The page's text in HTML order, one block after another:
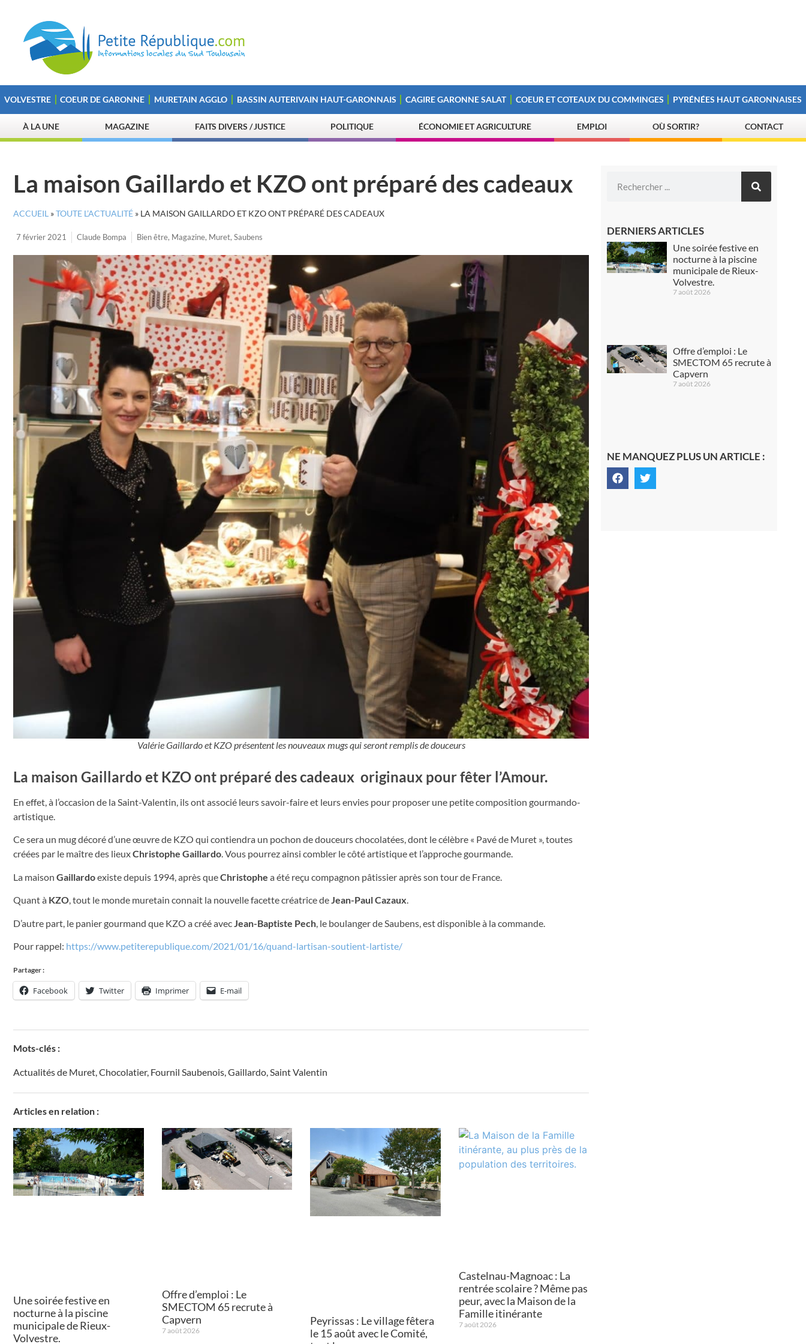
VOLVESTRE COEUR DE GARONNE MURETAIN AGGLO BASSIN AUTERIVAIN HAUT-GARONNAIS CAGIRE GARONNE SALAT COEUR ET COTEAUX DU COMMINGES PYRÉNÉES HAUT GARONNAISES
À LA UNE MAGAZINE FAITS DIVERS / JUSTICE POLITIQUE ÉCONOMIE ET AGRICULTURE EMPLOI OÙ SORTIR? CONTACT
La maison Gaillardo et KZO ont préparé des cadeaux
ACCUEIL »TOUTE L’ACTUALITÉ » LA MAISON GAILLARDO ET KZO ONT PRÉPARÉ DES CADEAUX
7 février 2021 Claude Bompa Bien être, Magazine, Muret, Saubens
Valérie Gaillardo et KZO présentent les nouveaux mugs qui seront remplis de douceurs
La maison Gaillardo et KZO ont préparé des cadeaux originaux pour fêter l’Amour.
En effet, à l’occasion de la Saint-Valentin, ils ont associé leurs savoir-faire et leurs envies pour proposer une petite composition gourmando-
artistique.
Ce sera un mug décoré d’une œuvre de KZO qui contiendra un pochon de douceurs chocolatées, dont le célèbre « Pavé de Muret », toutes
créées par le maître des lieuxChristophe Gaillardo. Vous pourrez ainsi combler le côté artistique et l’approche gourmande.
La maison Gaillardoexiste depuis 1994, après queChristophe a été reçu compagnon pâtissier après son tour de France.
Quant à KZO, tout le monde muretain connait la nouvelle facette créatrice deJean-Paul Cazaux.
D’autre part, le panier gourmand que KZO a créé avec Jean-Baptiste Pech , le boulanger de Saubens, est disponible à la commande.
Pour rappel: https://www.petiterepublique.com/2021/01/16/quand-lartisan-soutient-lartiste/
Partager :
Facebook Twitter Imprimer E-mail
Mots-clés :
Actualités de Muret,Chocolatier, Fournil Saubenois,Gaillardo,Saint Valentin
Articles en relation :
Une soirée festive en
nocturne à la piscine
municipale de Rieux-
Volvestre.
Offre d’emploi : Le
SMECTOM 65 recrute à
Capvern
7 août 2026
Peyrissas : Le village fêtera
le 15 août avec le Comité,
Castelnau-Magnoac : La
rentrée scolaire ? Même pas
peur, avec la Maison de la
Famille itinérante
7 août 2026
DERNIERS ARTICLES
Une soirée festive en
nocturne à la piscine
municipale de Rieux-
Volvestre.
7 août 2026
Offre d’emploi : Le
SMECTOM 65 recrute à
Capvern
7 août 2026
NE MANQUEZ PLUS UN ARTICLE :